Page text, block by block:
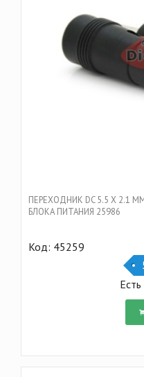
ПЕРЕХОДНИК DC 5.5 Х 2.1
БЛОКА ПИТАНИЯ 25986
Код: 45259